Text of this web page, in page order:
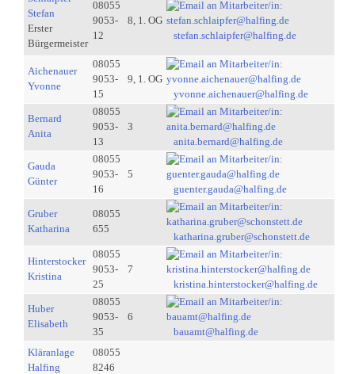
Stefan
Erster
Bürgermeister
08055
9053-
12
8, 1. OG
stefan.schlaipfer@halfing.de
Aichenauer
Yvonne
08055
9053-
15
9, 1. OG
yvonne.aichenauer@halfing.de
Bernard
Anita
08055
9053-
13
3
anita.bernard@halfing.de
Gauda
Günter
08055
9053-
16
5
guenter.gauda@halfing.de
Gruber
Katharina
08055
655
katharina.gruber@schonstett.de
Hinterstocker
Kristina
08055
9053-
25
7
kristina.hinterstocker@halfing.de
Huber
Elisabeth
08055
9053-
35
6
bauamt@halfing.de
Kläranlage
Halfing
08055
8246